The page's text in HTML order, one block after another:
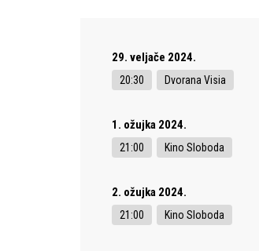
29. veljače 2024.
20:30 Dvorana Visia
1. ožujka 2024.
21:00 Kino Sloboda
2. ožujka 2024.
21:00 Kino Sloboda